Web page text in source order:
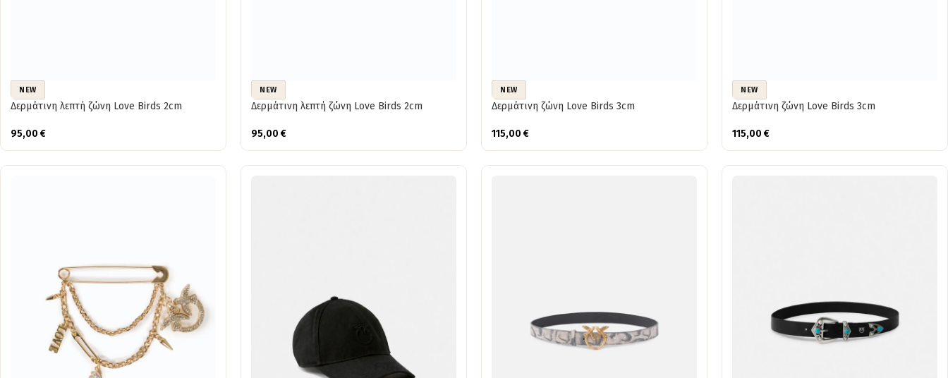
NEW
Δερμάτινη λεπτή ζώνη Love Birds 2cm
95,00 €
NEW
Δερμάτινη λεπτή ζώνη Love Birds 2cm
95,00 €
NEW
Δερμάτινη ζώνη Love Birds 3cm
115,00 €
NEW
Δερμάτινη ζώνη Love Birds 3cm
115,00 €